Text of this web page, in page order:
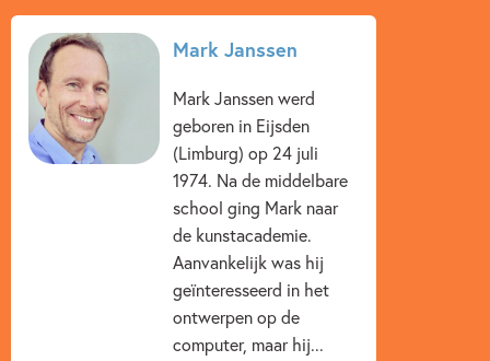
Kenmerken van dit boek
7 – 9 jaar 9 – 12 jaar
Dagelijks leven
Non-fictie
Sport
Mark Janssen
Mark Janssen
Mark Janssen werd
geboren in Eijsden
(Limburg) op 24 juli
1974. Na de middelbare
school ging Mark naar
de kunstacademie.
Aanvankelijk was hij
geïnteresseerd in het
ontwerpen op de
computer, maar hij...